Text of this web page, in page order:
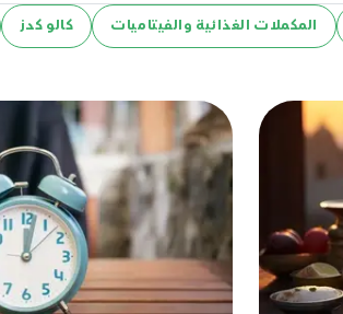
المكملات الغذائية والفيتاميات كالو كدز